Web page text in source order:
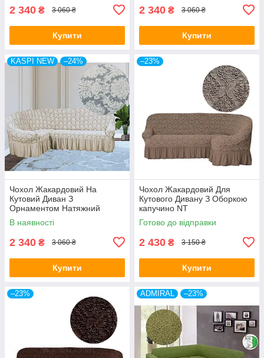
2 340 ₴ 3 060 ₴
Купити
2 340 ₴ 3 060 ₴
Купити
KASPI NEW –24%
Чохол Жакардовий На
Кутовий Диван З
Орнаментом Натяжний
Універсальний З Воланами
Спідницею Kaspi Колір
В наявності
2 340 ₴ 3 060 ₴
Купити
–23%
Чохол Жакардовий Для
Кутового Дивану З Оборкою
капучино NT
Готово до відправки
2 430 ₴ 3 150 ₴
Купити
–23% ADMIRAL –23%